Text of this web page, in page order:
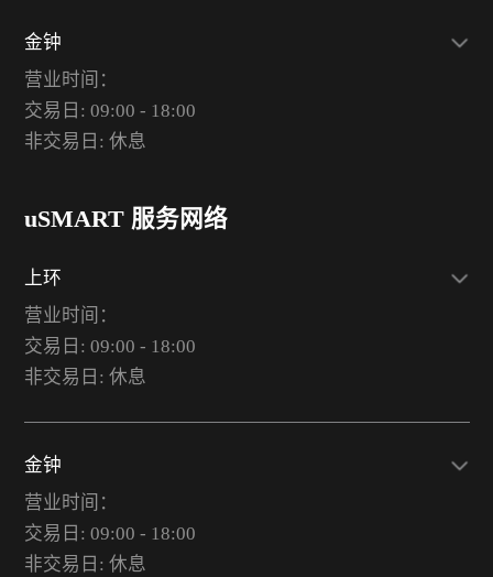
金钟
营业时间：
交易日: 09:00 - 18:00
非交易日: 休息
uSMART 服务网络
上环
营业时间：
交易日: 09:00 - 18:00
非交易日: 休息
金钟
营业时间：
交易日: 09:00 - 18:00
非交易日: 休息